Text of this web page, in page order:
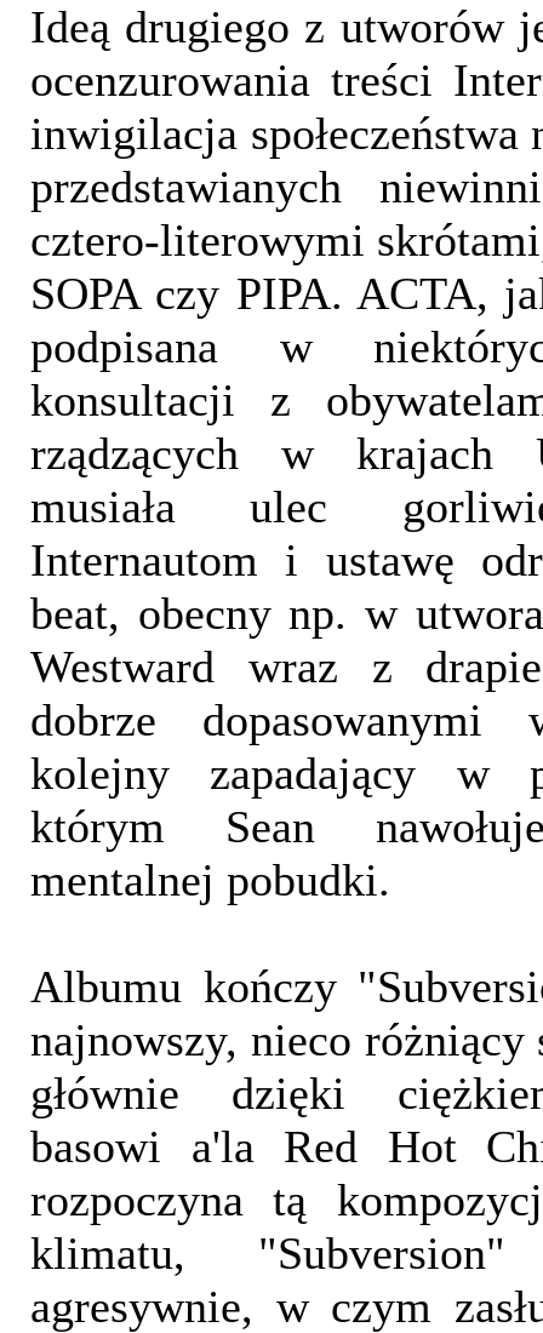
Ideą drugiego z utworów
ocenzurowania treści
inwigilacja społeczeństwa
przedstawianych
cztero-literowymi
SOPA czy PIPA. ACTA,
podpisana w
konsultacji z
rządzących w krajach
musiała ulec
Internautom i ustawę
beat, obecny np. w
Westward wraz z
dobrze dopasowanymi
kolejny zapadający w
którym Sean
mentalnej pobudki.
Albumu kończy
najnowszy, nieco różniący
głównie dzięki
basowi a'la Red Hot
rozpoczyna tą
klimatu,
agresywnie, w czym